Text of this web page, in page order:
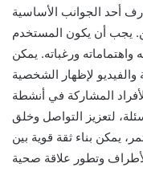
أحد الجوانب الأساسية
يجب أن يكون المستخدم
ورغباته. يمكن
لإظهار الشخصية
المشاركة في أنشطة
لتعزيز التواصل وخلق
يمكن بناء ثقة قوية بين